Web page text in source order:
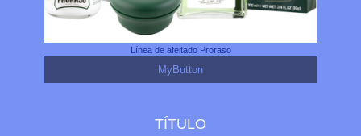
Línea de afeitado Proraso
MyButton
TÍTULO